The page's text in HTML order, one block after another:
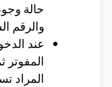
حالة
والرقم
عند
المفوتر
المراد